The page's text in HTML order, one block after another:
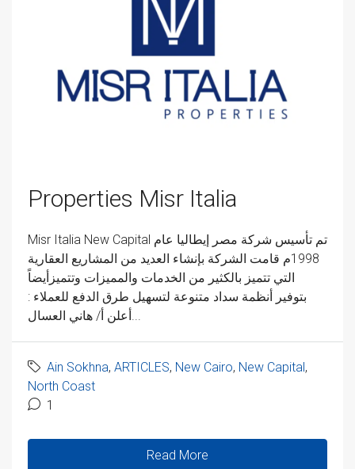
Properties Misr Italia
Misr Italia New Capital تم تأسيس شركة مصر إيطاليا عام
1998م قامت الشركة بإنشاء العديد من المشاريع العقارية
التي تتميز بالكثير من الخدمات والمميزات وتتميزأيضاً
بتوفير أنظمة سداد متنوعة لتسهيل طرق الدفع للعملاء :
أعلن أ/ هاني العسال...
Ain Sokhna, ARTICLES, New Cairo, New Capital,
North Coast
1
Read More